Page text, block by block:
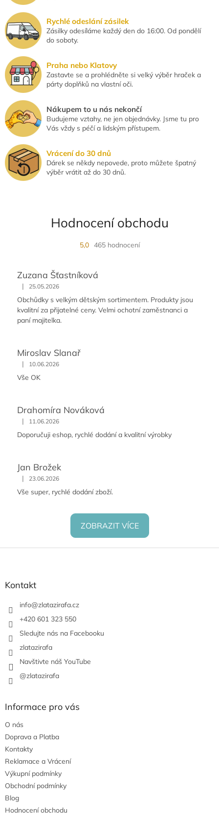
v
ý
p
u
Rychlé odeslání zásilek
Zásilky odesíláme každý den do 16:00. Od pondělí
do soboty.
Praha nebo Klatovy
Zastavte se a prohlédněte si velký výběr hraček a
párty doplňků na vlastní oči.
Nákupem to u nás nekončí
Budujeme vztahy, ne jen objednávky. Jsme tu pro
Vás vždy s péčí a lidským přístupem.
Vrácení do 30 dnů
Dárek se někdy nepovede, proto můžete špatný
výběr vrátit až do 30 dnů.
Hodnocení obchodu
5,0 465 hodnocení
Zuzana Šťastníková
| 25.05.2026
Obchůdky s velkým dětským sortimentem. Produkty jsou
kvalitní za přijatelné ceny. Velmi ochotní zaměstnanci a
paní majitelka.
Miroslav Slanař
| 10.06.2026
Vše OK
Drahomíra Nováková
| 11.06.2026
Doporučuji eshop, rychlé dodání a kvalitní výrobky
Jan Brožek
| 23.06.2026
Vše super, rychlé dodání zboží.
ZOBRAZIT VÍCE
Z
Kontakt
info@zlatazirafa.cz
+420 601 323 550
Sledujte nás na Facebooku
zlatazirafa
Navštivte náš YouTube
@zlatazirafa
Informace pro vás
O nás
Doprava a Platba
Kontakty
Reklamace a Vrácení
Výkupní podmínky
Obchodní podmínky
Blog
Hodnocení obchodu